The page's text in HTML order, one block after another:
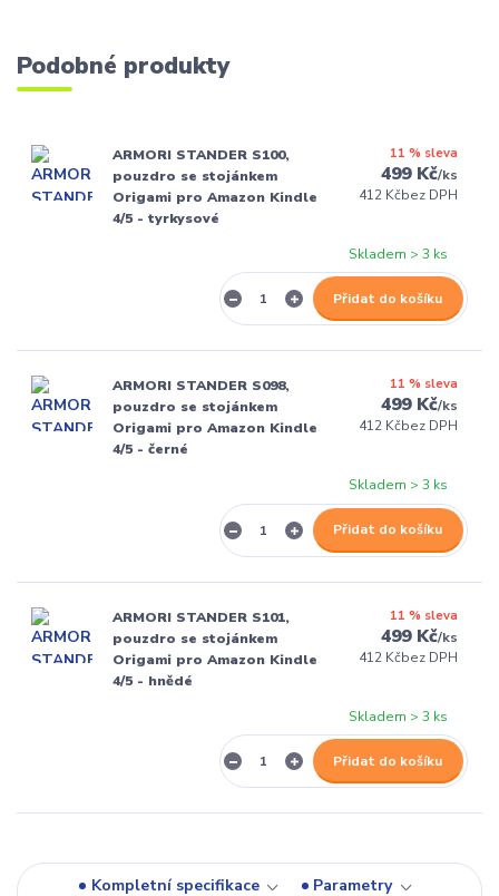
Podobné produkty
ARMORI STANDER S100,
pouzdro se stojánkem
Origami pro Amazon Kindle
4/5 - tyrkysové
11 % sleva
499 Kč/ks
412 Kčbez DPH
Skladem > 3 ks
Přidat do košíku
ARMORI STANDER S098,
pouzdro se stojánkem
Origami pro Amazon Kindle
4/5 - černé
11 % sleva
499 Kč/ks
412 Kčbez DPH
Skladem > 3 ks
Přidat do košíku
ARMORI STANDER S101,
pouzdro se stojánkem
Origami pro Amazon Kindle
4/5 - hnědé
11 % sleva
499 Kč/ks
412 Kčbez DPH
Skladem > 3 ks
Přidat do košíku
Kompletní specifikace Parametry